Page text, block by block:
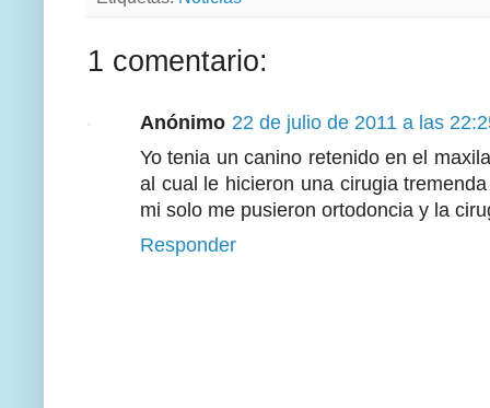
1 comentario:
Anónimo 22 de julio de 2011 a las
Yo tenia un canino retenido en el
al cual le hicieron una cirugia
mi solo me pusieron ortodoncia y la
Responder